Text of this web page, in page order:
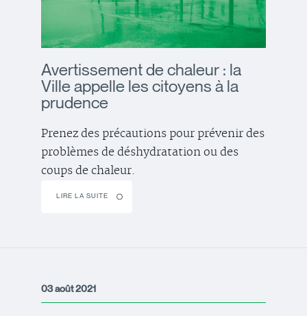
Avertissement de chaleur : la
Ville appelle les citoyens à la
prudence
Prenez des précautions pour prévenir des
problèmes de déshydratation ou des
coups de chaleur.
LIRE LA SUITE
03 août 2021